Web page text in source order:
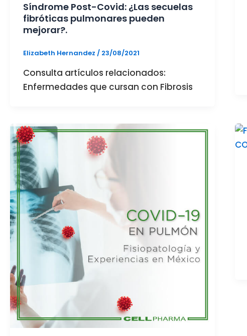
Síndrome Post-Covid: ¿Las secuelas
fibróticas pulmonares pueden
mejorar?.
Elizabeth Hernandez / 23/08/2021
Consulta artículos relacionados:
Enfermedades que cursan con Fibrosis